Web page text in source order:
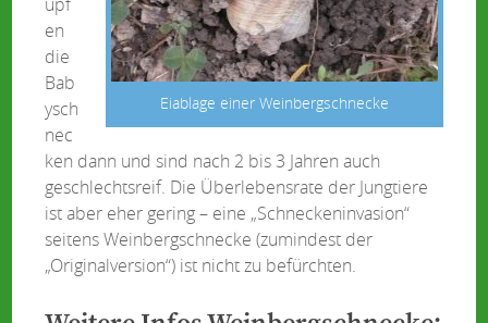
Eiablage einer Weinbergschnecke
en
die
Bab
ysch
nec
ken dann und sind nach 2 bis 3 Jahren auch
geschlechtsreif. Die Überlebensrate der Jungtiere
ist aber eher gering – eine „Schneckeninvasion“
seitens Weinbergschnecke (zumindest der
„Originalversion“) ist nicht zu befürchten.